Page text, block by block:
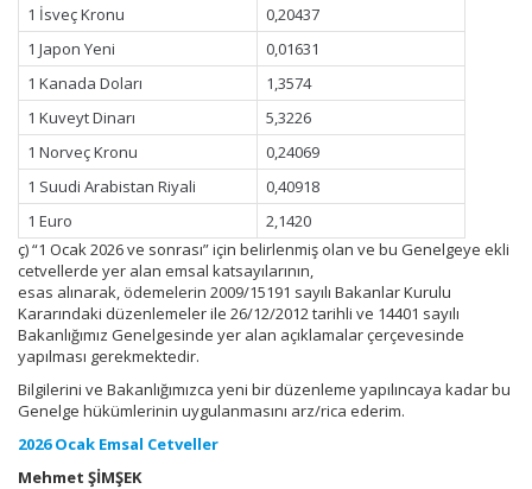
1 İsveç Kronu
0,20437
1 Japon Yeni
0,01631
1 Kanada Doları
1,3574
1 Kuveyt Dinarı
5,3226
1 Norveç Kronu
0,24069
1 Suudi Arabistan Riyali
0,40918
1 Euro
2,1420
ç) “1 Ocak 2026 ve sonrası” için belirlenmiş olan ve bu Genelgeye ekli
cetvellerde yer alan emsal katsayılarının,
esas alınarak, ödemelerin 2009/15191 sayılı Bakanlar Kurulu
Kararındaki düzenlemeler ile 26/12/2012 tarihli ve 14401 sayılı
Bakanlığımız Genelgesinde yer alan açıklamalar çerçevesinde
yapılması gerekmektedir.
Bilgilerini ve Bakanlığımızca yeni bir düzenleme yapılıncaya kadar bu
Genelge hükümlerinin uygulanmasını arz/rica ederim.
2026 Ocak Emsal Cetveller
Mehmet ŞİMŞEK